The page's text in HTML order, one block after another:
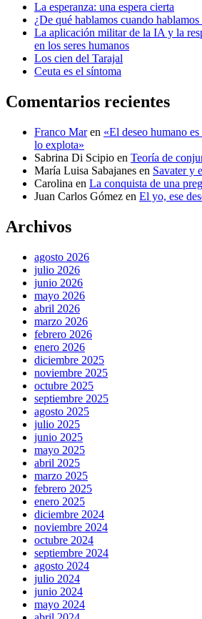
La esperanza: una espera cierta
¿De qué hablamos cuando
La aplicación militar de la IA y la
en los seres humanos
Los cien del Tarajal
Ceuta es el síntoma
Comentarios recientes
Franco Maren «El deseo humano
lo explota»
Sabrina Di Scipio en Teoría de
María Luisa Sabajanes en Savater y
Carolina en La conquista de una
Juan Carlos Gómez en El yo, ese
Archivos
agosto 2026
julio 2026
junio 2026
mayo 2026
abril 2026
marzo 2026
febrero 2026
enero 2026
diciembre 2025
noviembre 2025
octubre 2025
septiembre 2025
agosto 2025
julio 2025
junio 2025
mayo 2025
abril 2025
marzo 2025
febrero 2025
enero 2025
diciembre 2024
noviembre 2024
octubre 2024
septiembre 2024
agosto 2024
julio 2024
junio 2024
mayo 2024